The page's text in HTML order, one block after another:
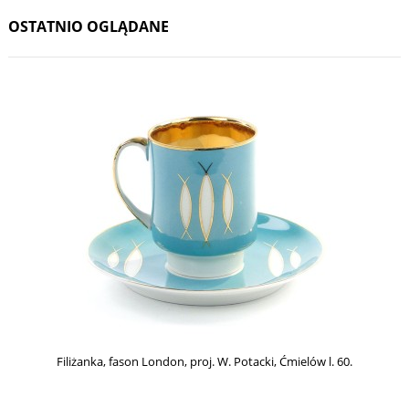
OSTATNIO OGLĄDANE
Filiżanka, fason London, proj. W. Potacki, Ćmielów l. 60.